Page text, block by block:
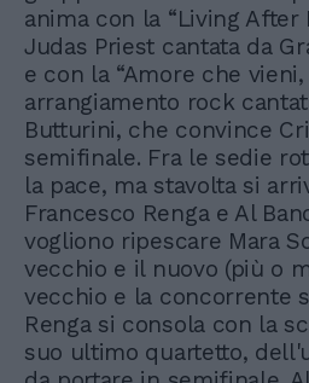
anima con la “Living After
Judas Priest cantata da
e con la “Amore che
arrangiamento rock
Butturini, che convince
semifinale. Fra le sedie
la pace, ma stavolta si
Francesco Renga e Al
vogliono ripescare Mara
vecchio e il nuovo (più o
vecchio e la concorrente
Renga si consola con la
suo ultimo quartetto,